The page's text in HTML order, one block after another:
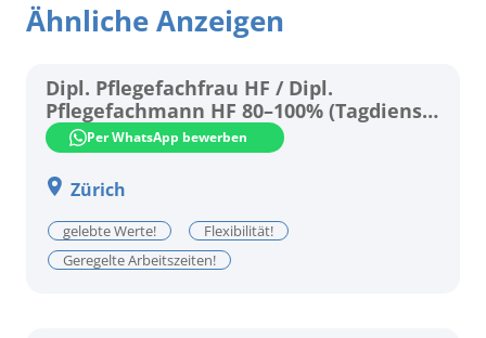
Ähnliche Anzeigen
Dipl. Pflegefachfrau HF / Dipl.
Pflegefachmann HF 80–100% (Tagdienst)
– Psychiatrie!
Per WhatsApp bewerben
Zürich
gelebte Werte!
Flexibilität!
Geregelte Arbeitszeiten!